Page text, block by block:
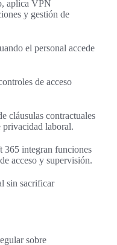
aplica VPN
y gestión de
el personal accede
de acceso
cláusulas contractuales
privacidad laboral.
365 integran funciones
acceso y supervisión.
sin sacrificar
sobre